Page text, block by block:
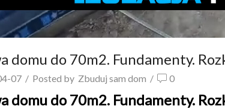
domu do 70m2. Fundamenty.
07 / Posted by Zbuduj sam dom / 0
domu do 70m2. Fundamenty.